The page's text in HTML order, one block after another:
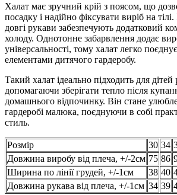
Халат має зручний крій з поясом, що
посадку і надійно фіксувати виріб на
довгі рукави забезпечують додатковий
холоду. Однотонне забарвлення додає
універсальності, тому халат легко
елементами дитячого гардеробу.
Такий халат ідеально підходить для дітей
допомагаючи зберігати тепло після
домашнього відпочинку. Він стане
гардеробі малюка, поєднуючи в собі
стиль.
Розмір 30 34
Довжина виробу від плеча, +/-2см 75 86
Ширина по лінії грудей, +/-1см
38 40
Довжина рукава від плеча, +/-1см 34 39